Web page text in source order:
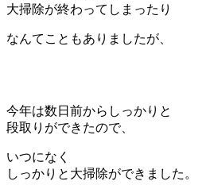
大掃除が終わってしまったり
なんてこともありましたが、
今年は数日前からしっかりと
段取りができたので、
いつになく
しっかりと大掃除ができました。